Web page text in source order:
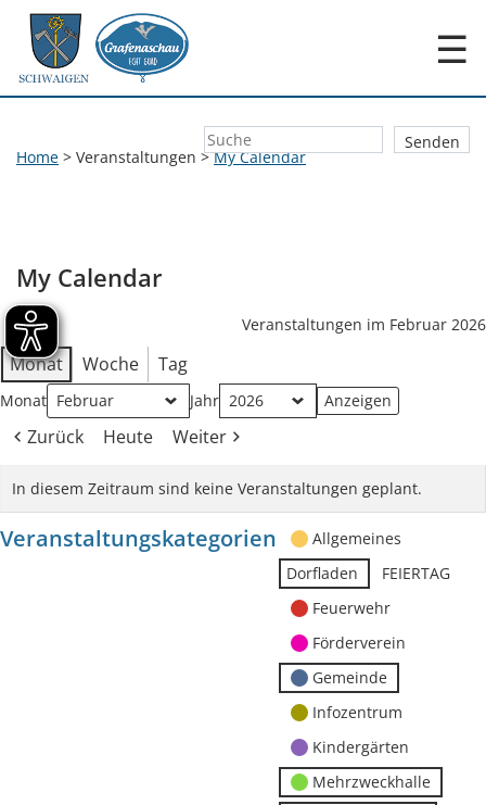
☰
Home > Veranstaltungen >My Calendar
My Calendar
Veranstaltungen im Februar 2026
Monat Woche Tag
Monat Jahr
Zurück Heute Weiter
In diesem Zeitraum sind keine Veranstaltungen geplant.
Veranstaltungskategorien
Allgemeines
Dorfladen
FEIERTAG
Feuerwehr
Förderverein
Gemeinde
Infozentrum
Kindergärten
Mehrzweckhalle